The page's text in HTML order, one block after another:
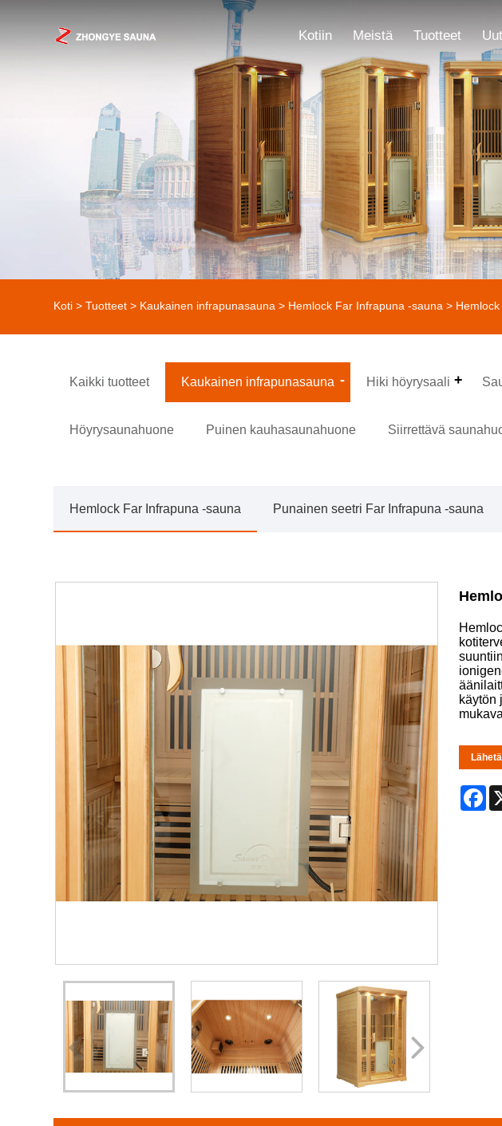
Kotiin Meistä Tuotteet
Koti > Tuotteet > Kaukainen infrapunasauna > Hemlock Far Infrapuna -sauna >
Kaikki tuotteet Kaukainen infrapunasauna Hiki höyrysaali
Höyrysaunahuone Puinen kauhasaunahuone Siirrettävä
Hemlock Far Infrapuna -sauna Punainen seetri Far Infrapuna -sauna
käytön